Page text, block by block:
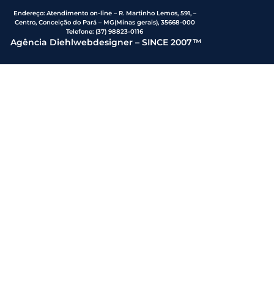
Endereço: Atendimento on-line – R. Martinho Lemos, 591, –
Centro, Conceição do Pará – MG(Minas gerais), 35668-000
Telefone:(37) 98823-0116
Agência Diehlwebdesigner – SINCE 2007™